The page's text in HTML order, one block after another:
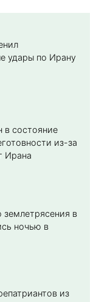
удары по Ирану
в состояние
из-за
Ирана
в
ночью в
из